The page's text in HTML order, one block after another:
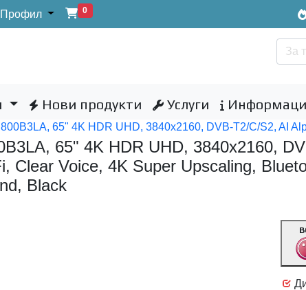
Профил 0
Нови продукти Услуги
65" 4K HDR UHD, 3840x2160, DVB-T2/C/S2, AI
65" 4K HDR UHD, 3840x2160,
Clear Voice, 4K Super Upscaling,
Black